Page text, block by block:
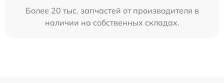
Более 20 тыс. запчастей от производителя в
наличии на собственных складах.